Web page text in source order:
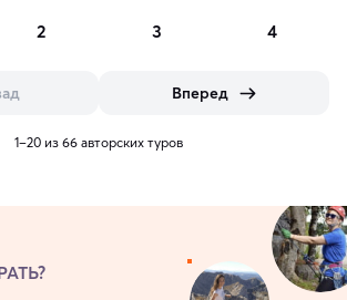
2 3 4
Вперед
1–20 из 66 авторских туров